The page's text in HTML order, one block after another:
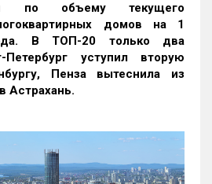
по объему текущего
домов на 1
В ТОП-20 только два
Петербург уступил вторую
Пенза вытеснила из
Астрахань.